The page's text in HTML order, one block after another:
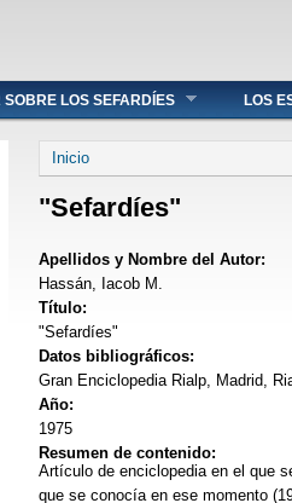
LOS SEFARDÍES LOS
Se encuentra usted
Inicio
"Sefardíes"
Apellidos y Nombre del Autor:
Hassán, Iacob M.
Título:
"Sefardíes"
Datos bibliográficos:
Gran Enciclopedia Rialp, Madrid,
Año:
1975
Resumen de contenido:
Artículo de enciclopedia en el que
que se conocía en ese momento